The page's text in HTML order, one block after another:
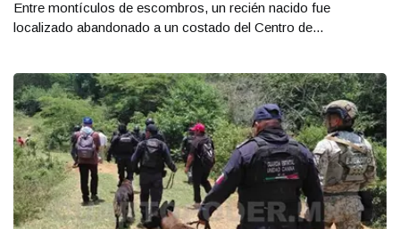
Entre montículos de escombros, un recién nacido fue
localizado abandonado a un costado del Centro de...